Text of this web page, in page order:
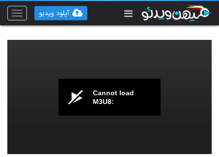
Toggle
آپلود ویدیو
Cannot load
M3U8: